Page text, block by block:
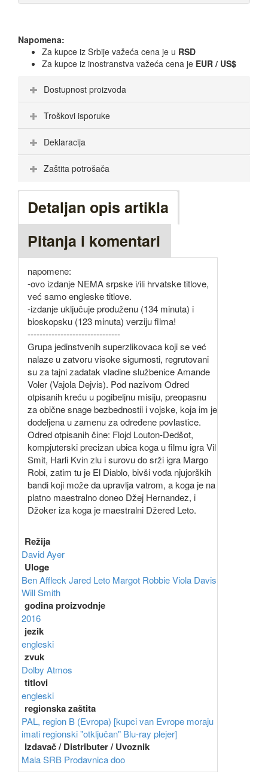
Napomena:
Za kupce iz Srbije važeća cena je u RSD
Za kupce iz inostranstva važeća cena je EUR / US$
Dostupnost proizvoda
Troškovi isporuke
Deklaracija
Zaštita potrošača
Detaljan opis artikla
Pitanja i komentari
napomene:
-ovo izdanje NEMA srpske i/ili hrvatske titlove,
već samo engleske titlove.
-izdanje uključuje produženu (134 minuta) i
bioskopsku (123 minuta) verziju filma!
-------------------------------
Grupa jedinstvenih superzlikovaca koji se već
nalaze u zatvoru visoke sigurnosti, regrutovani
su za tajni zadatak vladine službenice Amande
Voler (Vajola Dejvis). Pod nazivom Odred
otpisanih kreću u pogibeljnu misiju, preopasnu
za obične snage bezbednostii i vojske, koja im je
dodeljena u zamenu za određene povlastice.
Odred otpisanih čine: Flojd Louton-Dedšot,
kompjuterski precizan ubica koga u filmu igra Vil
Smit, Harli Kvin zlu i surovu do srži igra Margo
Robi, zatim tu je El Diablo, bivši vođa njujorških
bandi koji može da upravlja vatrom, a koga je na
platno maestralno doneo Džej Hernandez, i
Džoker iza koga je maestralni Džered Leto.
Režija
David Ayer
Uloge
Ben AffleckJared Leto Margot RobbieViola Davis
Will Smith
godina proizvodnje
2016
jezik
engleski
zvuk
Dolby Atmos
titlovi
engleski
regionska zaštita
PAL, region B (Evropa) [kupci van Evrope moraju
imati regionski "otključan" Blu-ray plejer]
Izdavač / Distributer / Uvoznik
Mala SRB Prodavnica doo